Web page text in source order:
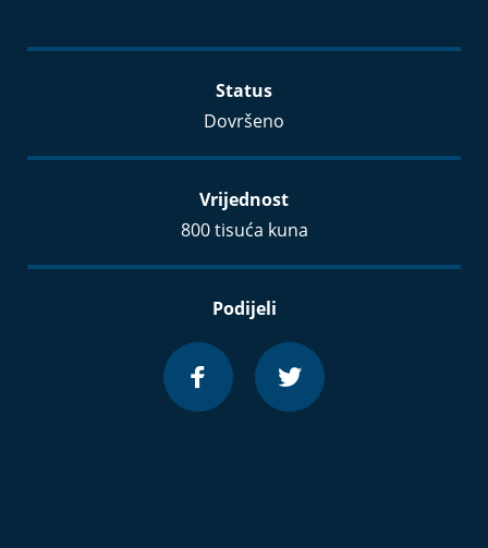
Status
Dovršeno
Vrijednost
800 tisuća kuna
Podijeli